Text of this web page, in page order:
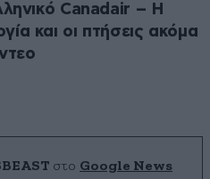
Canadair – Η
και οι πτήσεις ακόμα
στο Google News